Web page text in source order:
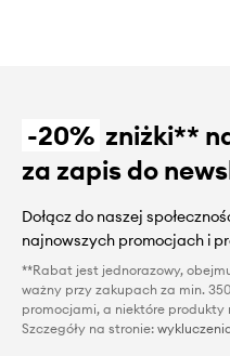
-20% zniżki**
za zapis do
Dołącz do naszej
najnowszych promocjach i
**Rabat jest jednorazowy,
ważny przy zakupach za min.
promocjami, a niektóre
Szczegóły na stronie: